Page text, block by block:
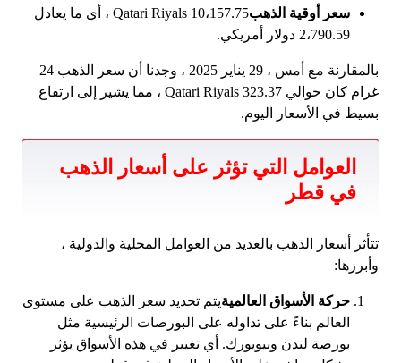
سعر أوقية الذهب
10،157.75 Qatari Riyals ، أي ما يعادل
2،790.59 دولار أمريكي.
بالمقارنة مع أمس ، 29 يناير 2025 ، وجدنا أن سعر الذهب 24
غرام كان حوالي 323.37 Qatari Riyals ، مما يشير إلى ارتفاع
بسيط في الأسعار اليوم.
العوامل التي تؤثر على أسعار الذهب
في قطر
تتأثر أسعار الذهب بالعديد من العوامل المحلية والدولية ،
وأبرزها:
حركة الأسواق العالميةيتم تحديد سعر الذهب على مستوى
العالم بناءً على تداوله على البورصات الرئيسية مثل
بورصة لندن ونيويورك. أي تغيير في هذه الأسواق يؤثر